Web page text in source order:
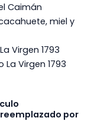
Caimán
miel y
Virgen 1793
Virgen 1793
por